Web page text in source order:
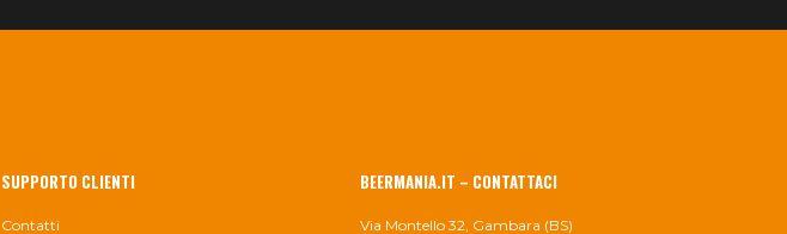
SUPPORTO CLIENTI
Contatti
BEERMANIA.IT – CONTATTACI
Via Montello 32, Gambara (BS)